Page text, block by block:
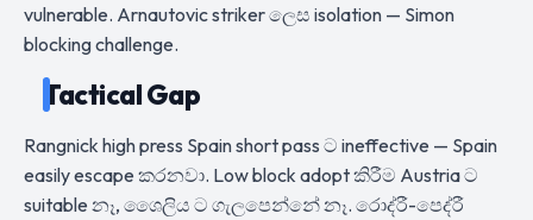
vulnerable. Arnautovic striker ලෙස isolation — Simon
blocking challenge.
Tactical Gap
Rangnick high press Spain short pass ට ineffective — Spain
easily escape කරනවා. Low block adopt කිරීම Austria ට
suitable නෑ, ශෛලිය ට ගැලපෙන්නේ නෑ. රොද්රී-පෙද්රී